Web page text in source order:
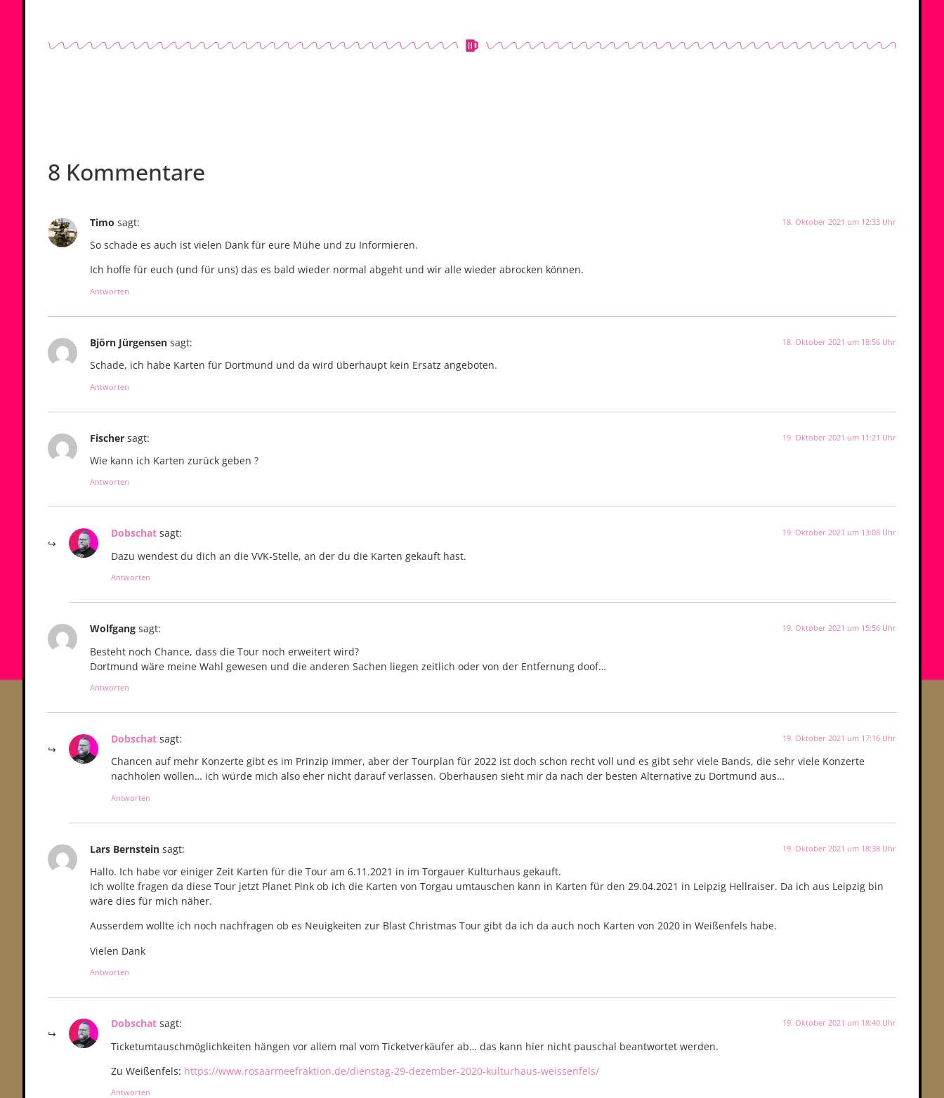
8 Kommentare
Timo sagt: 18. Oktober 2021 um 12:33 Uhr
So schade es auch ist vielen Dank für eure Mühe und zu Informieren.
Ich hoffe für euch (und für uns) das es bald wieder normal abgeht und wir alle wieder abrocken können.
Antworten
Björn Jürgensen sagt: 18. Oktober 2021 um 18:56 Uhr
Schade, ich habe Karten für Dortmund und da wird überhaupt kein Ersatz angeboten.
Antworten
Fischer sagt: 19. Oktober 2021 um 11:21 Uhr
Wie kann ich Karten zurück geben ?
Antworten
Dobschat sagt: 19. Oktober 2021 um 13:08 Uhr
Dazu wendest du dich an die VVK-Stelle, an der du die Karten gekauft hast.
Antworten
Wolfgang sagt: 19. Oktober 2021 um 15:56 Uhr
Besteht noch Chance, dass die Tour noch erweitert wird?
Dortmund wäre meine Wahl gewesen und die anderen Sachen liegen zeitlich oder von der Entfernung doof…
Antworten
Dobschat sagt: 19. Oktober 2021 um 17:16 Uhr
Chancen auf mehr Konzerte gibt es im Prinzip immer, aber der Tourplan für 2022 ist doch schon recht voll und es gibt sehr viele Bands, die sehr viele Konzerte
nachholen wollen… ich würde mich also eher nicht darauf verlassen. Oberhausen sieht mir da nach der besten Alternative zu Dortmund aus…
Antworten
Lars Bernstein sagt: 19. Oktober 2021 um 18:38 Uhr
Hallo. Ich habe vor einiger Zeit Karten für die Tour am 6.11.2021 in im Torgauer Kulturhaus gekauft.
Ich wollte fragen da diese Tour jetzt Planet Pink ob ich die Karten von Torgau umtauschen kann in Karten für den 29.04.2021 in Leipzig Hellraiser. Da ich aus Leipzig bin
wäre dies für mich näher.
Ausserdem wollte ich noch nachfragen ob es Neuigkeiten zur Blast Christmas Tour gibt da ich da auch noch Karten von 2020 in Weißenfels habe.
Vielen Dank
Antworten
Dobschat sagt: 19. Oktober 2021 um 18:40 Uhr
Ticketumtauschmöglichkeiten hängen vor allem mal vom Ticketverkäufer ab… das kann hier nicht pauschal beantwortet werden.
Zu Weißenfels: https://www.rosaarmeefraktion.de/dienstag-29-dezember-2020-kulturhaus-weissenfels/
Antworten